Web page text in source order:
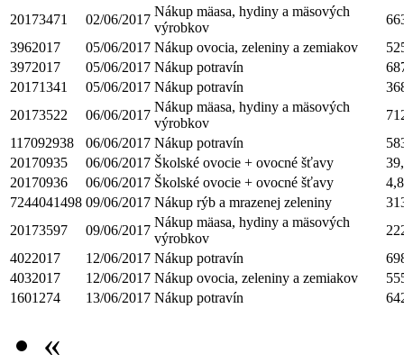
20173471
02/06/2017
Nákup mäasa, hydiny a mäsových
výrobkov
3962017
05/06/2017 Nákup ovocia, zeleniny a zemiakov
3972017
05/06/2017 Nákup potravín
20171341
05/06/2017 Nákup potravín
20173522
06/06/2017
Nákup mäasa, hydiny a mäsových
výrobkov
117092938
06/06/2017 Nákup potravín
20170935
06/06/2017 Školské ovocie + ovocné šťavy
20170936
06/06/2017 Školské ovocie + ovocné šťavy
7244041498 09/06/2017 Nákup rýb a mrazenej zeleniny
20173597
09/06/2017
Nákup mäasa, hydiny a mäsových
výrobkov
4022017
12/06/2017 Nákup potravín
4032017
12/06/2017 Nákup ovocia, zeleniny a zemiakov
1601274
13/06/2017 Nákup potravín
«